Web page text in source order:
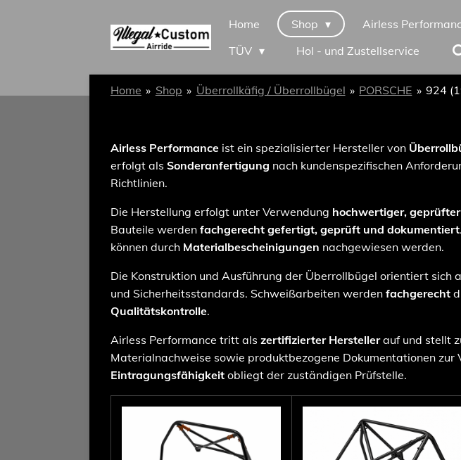
Home Shop Airless
TÜV
Hol - und Zustellservice
Home » Shop » Überrollkäfig / Überrollbügel » PORSCHE » 924
Airless Performance ist ein spezialisierter Hersteller von
erfolgt als Sonderanfertigung nach kundenspezifischen
Richtlinien.
Die Herstellung erfolgt unter Verwendung hochwertiger,
Bauteile werden fachgerecht gefertigt, geprüft und dokumentiert
können durch Materialbescheinigungen nachgewiesen werden.
Die Konstruktion und Ausführung der Überrollbügel orientiert sich
und Sicherheitsstandards. Schweißarbeiten werden fachgerecht
Qualitätskontrolle.
Airless Performance tritt als zertifizierter Herstellerauf und stellt
Materialnachweise sowie produktbezogene Dokumentationen
Eintragungsfähigkeit obliegt der zuständigen Prüfstelle.